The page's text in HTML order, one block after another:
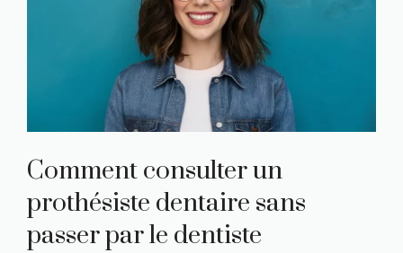
Comment consulter un
prothésiste dentaire sans
passer par le dentiste